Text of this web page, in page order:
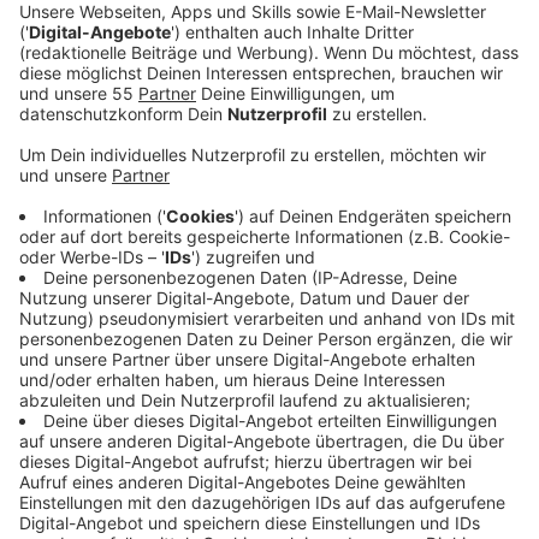
Anzeige
Etwa 160 Teilnehmende aus Politik, Schullandschaft
und Wirtschaft haben gemeinsam Ideen entwickelt,
wie sich die Stadt im Bereich Bildung steigern kann.
Dabei haben sich zwei große Bereiche herausgestellt,
die in Zukunft besonders betrachtet werden sollen.
Zum einen die Wichtigkeit von Kitas: Hier wurde
festgestellt, dass Kinder, die in die Kita gehen,
bessere Sprachkompetenzen hätten als Kinder, die
ohne Kita-Besuch eingeschult werden. Zum anderen
ist der Übergang von Grundschulen zu weiterführenden
Schulen ein Problembereich, sagt Jürgen Maas, Leiter
der Schulverwaltung Krefeld:
Anzeige